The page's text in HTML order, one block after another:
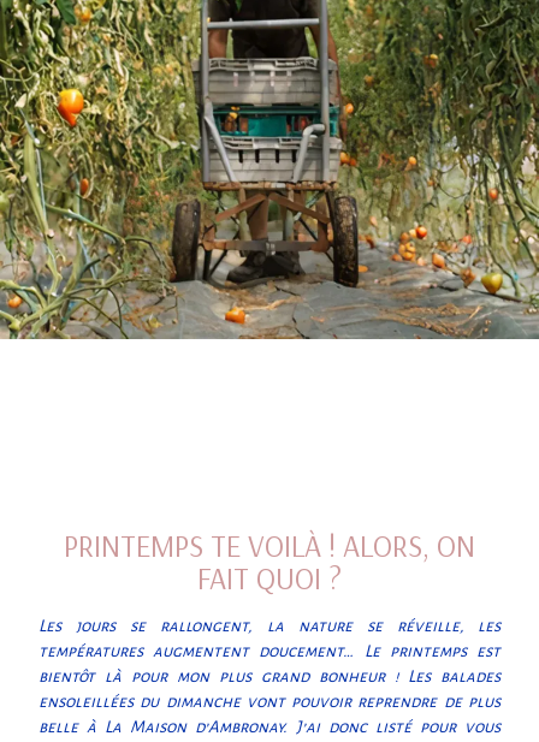
PRINTEMPS TE VOILÀ ! ALORS, ON
FAIT QUOI ?
Les jours se rallongent, la nature se réveille, les
températures augmentent doucement… Le printemps est
bientôt là pour mon plus grand bonheur ! Les balades
ensoleillées du dimanche vont pouvoir reprendre de plus
belle à La Maison d’Ambronay. J’ai donc listé pour vous